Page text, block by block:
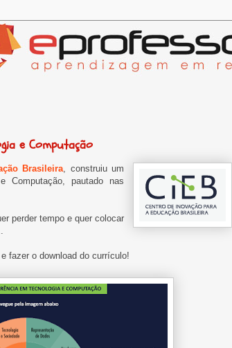
e Computação
Brasileira, construiu um
Computação, pautado nas
perder tempo e quer colocar
fazer o download do currículo!